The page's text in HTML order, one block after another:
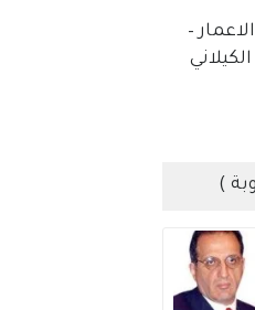
–
)